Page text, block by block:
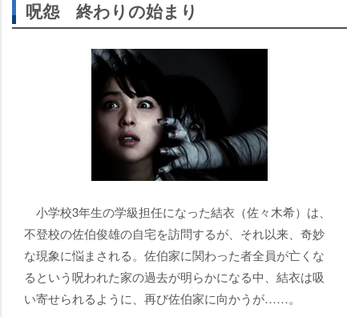
呪怨 終わりの始まり
小学校3年生の学級担任になった結衣（佐々木希）は、
不登校の佐伯俊雄の自宅を訪問するが、それ以来、奇妙
な現象に悩まされる。佐伯家に関わった者全員が亡くな
るという呪われた家の過去が明らかになる中、結衣は吸
い寄せられるように、再び佐伯家に向かうが……。